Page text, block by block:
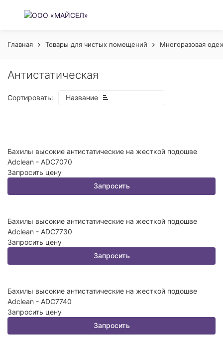
Главная Товары для чистых помещений Многоразовая
Антистатическая
Сортировать: Название
Бахилы высокие антистатические на жесткой подошве
Adclean - ADC7070
Запросить цену
Запросить
Бахилы высокие антистатические на жесткой подошве
Adclean - ADC7730
Запросить цену
Запросить
Бахилы высокие антистатические на жесткой подошве
Adclean - ADC7740
Запросить цену
Запросить